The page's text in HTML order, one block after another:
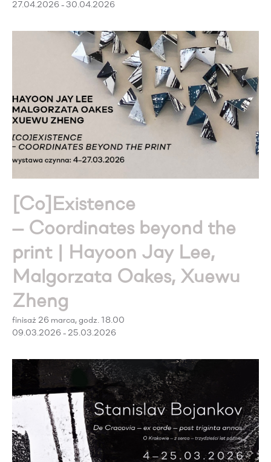
27.04.2026 - 30.04.2026
[Co]Existence
— Coordinates beyond the
print | Hayoon Jay Lee,
Malgorzata Oakes, Xuewu
Zheng
finisaż 26 marca, godz. 18.00
09.03.2026 - 25.03.2026